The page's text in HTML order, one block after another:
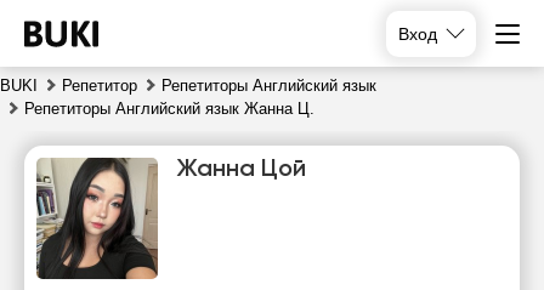
Вход
BUKI Репетитор
Репетиторы Английский язык
Репетиторы Английский язык Жанна Ц.
Жанна Цой